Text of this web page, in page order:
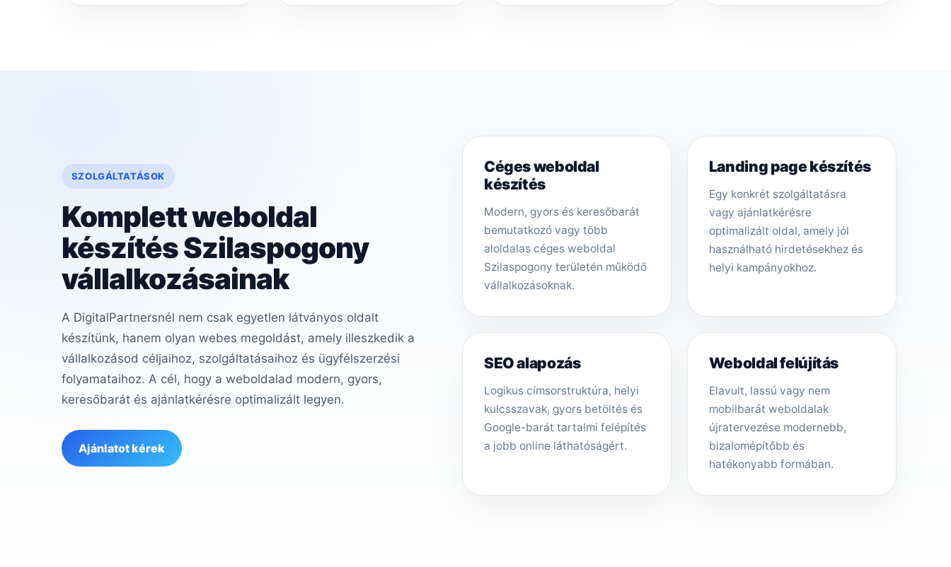
SZOLGÁLTATÁSOK
Komplett weboldal
készítés Szilaspogony
vállalkozásainak
A DigitalPartnersnél nem csak egyetlen látványos oldalt
készítünk, hanem olyan webes megoldást, amely illeszkedik a
vállalkozásod céljaihoz, szolgáltatásaihoz és ügyfélszerzési
folyamataihoz. A cél, hogy a weboldalad modern, gyors,
keresőbarát és ajánlatkérésre optimalizált legyen.
Ajánlatot kérek
Céges weboldal
készítés
Modern, gyors és keresőbarát
bemutatkozó vagy több
aloldalas céges weboldal
Szilaspogony területén működő
vállalkozásoknak.
Landing page készítés
Egy konkrét szolgáltatásra
vagy ajánlatkérésre
optimalizált oldal, amely jól
használható hirdetésekhez és
helyi kampányokhoz.
SEO alapozás
Logikus címsorstruktúra, helyi
kulcsszavak, gyors betöltés és
Google-barát tartalmi felépítés
a jobb online láthatóságért.
Weboldal felújítás
Elavult, lassú vagy nem
mobilbarát weboldalak
újratervezése modernebb,
bizalomépítőbb és
hatékonyabb formában.